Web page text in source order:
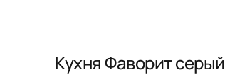
Кухня Фаворит серый